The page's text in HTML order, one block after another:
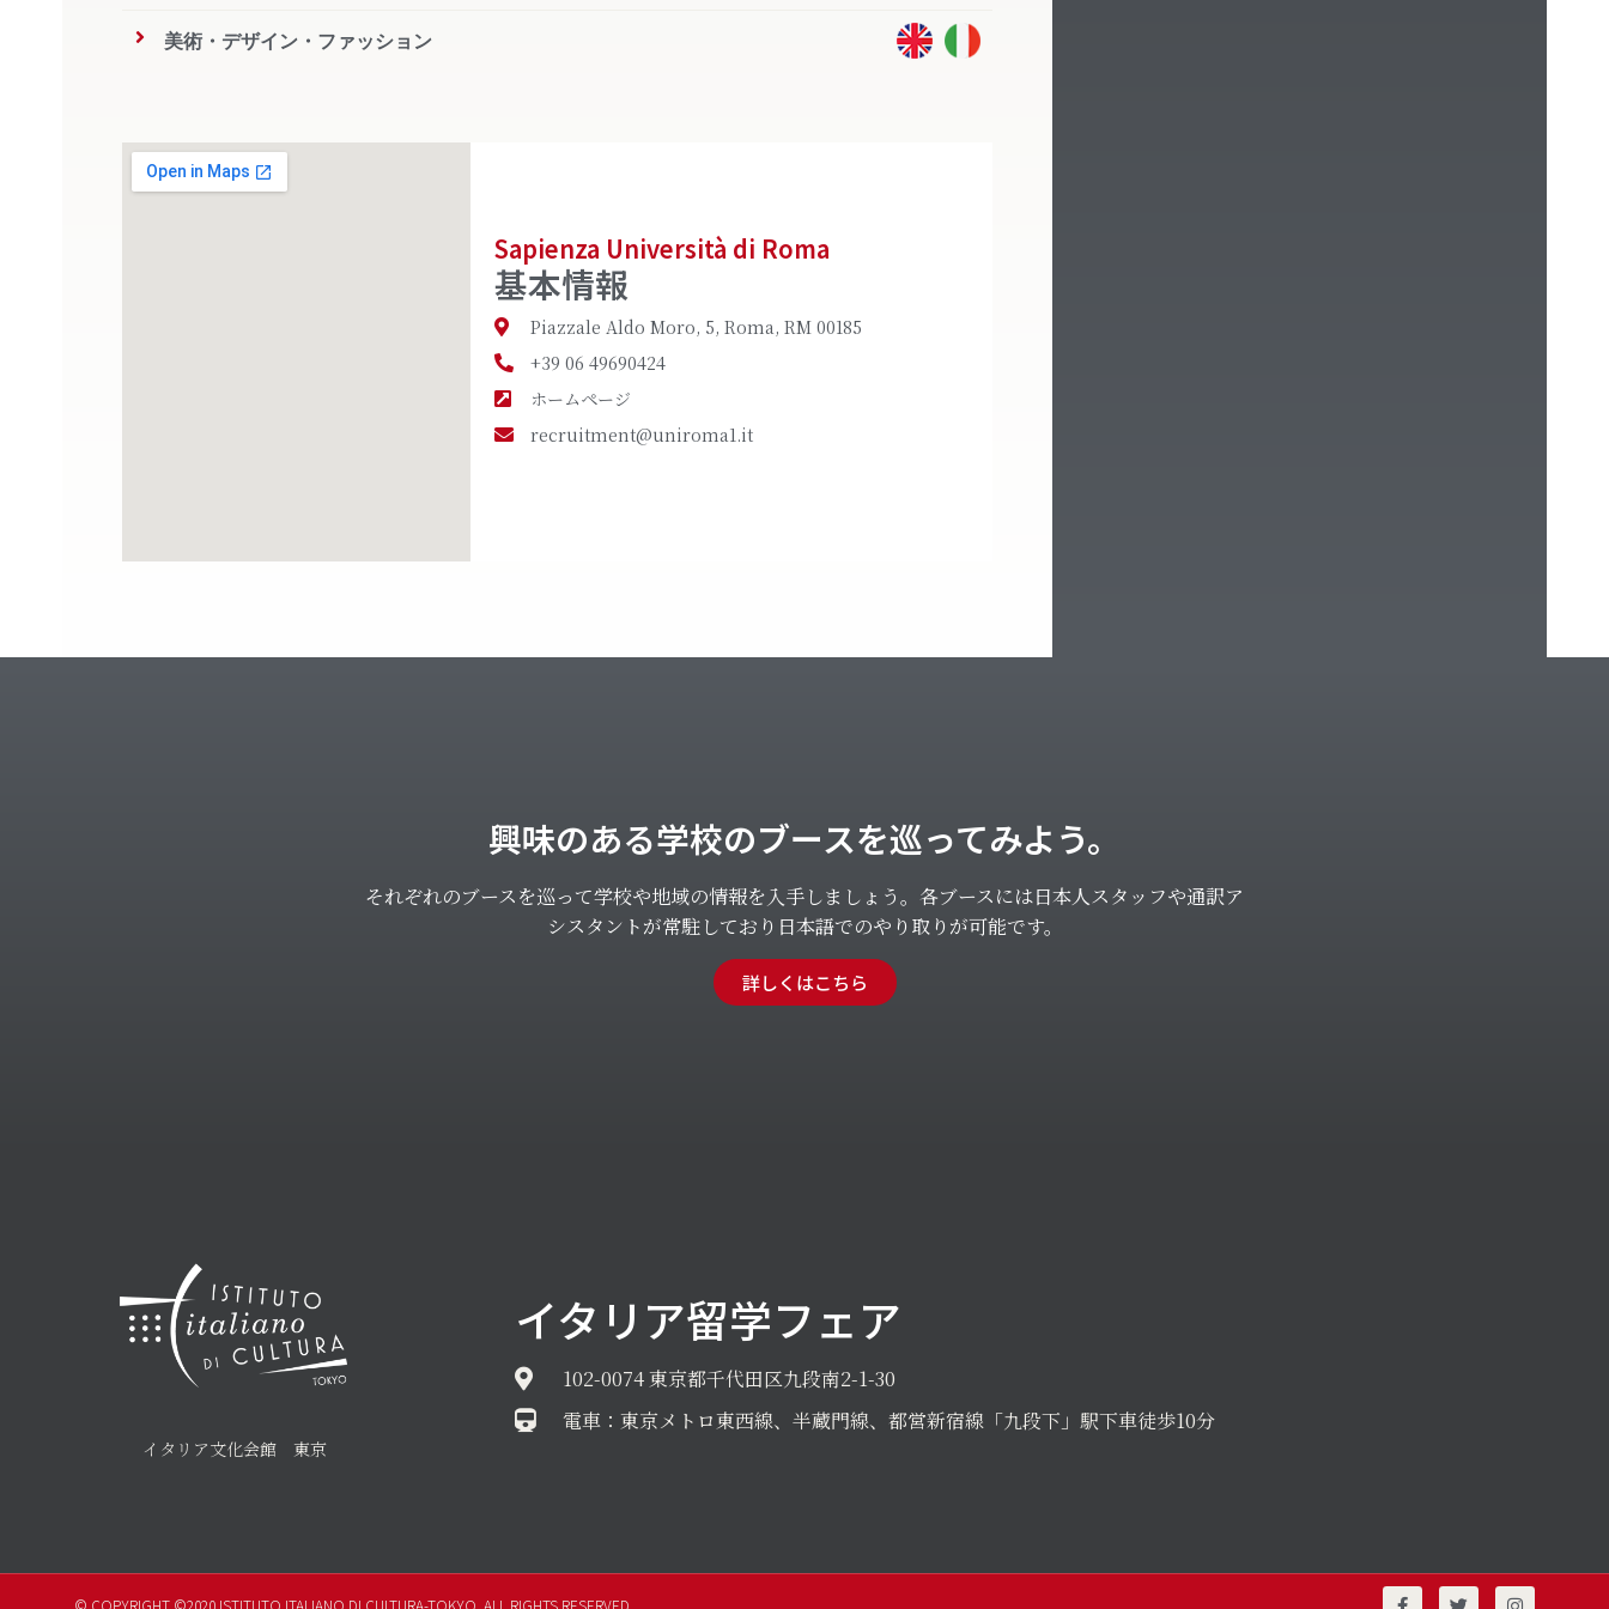
美術・デザイン・ファッション
Sapienza Università di Roma
基本情報
Piazzale Aldo Moro, 5, Roma, RM 00185
+39 06 49690424
ホームページ
recruitment@uniroma1.it
興味のある学校のブースを巡ってみよう。
それぞれのブースを巡って学校や地域の情報を入手しましょう。各ブースには日本人スタッフや通訳ア
シスタントが常駐しており日本語でのやり取りが可能です。
詳しくはこちら
イタリア文化会館 東京
イタリア留学フェア
102-0074 東京都千代田区九段南2-1-30
電車：東京メトロ東西線、半蔵門線、都営新宿線「九段下」駅下車徒歩10分